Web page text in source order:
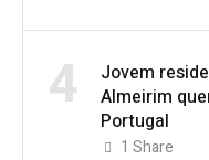
4
Jovem
Almeirim
Portugal
1 Share